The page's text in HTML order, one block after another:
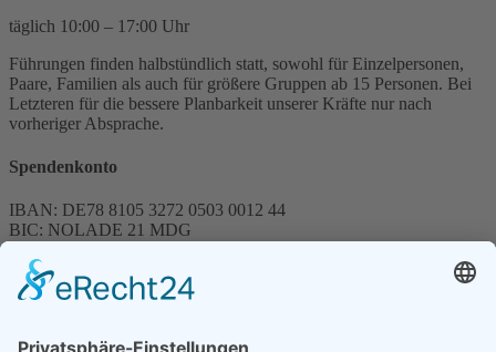
täglich 10:00 – 17:00 Uhr
Führungen finden halbstündlich statt, sowohl für Einzelpersonen,
Paare, Familien als auch für größere Gruppen ab 15 Personen. Bei
Letzteren für die bessere Planbarkeit unserer Kräfte nur nach
vorheriger Absprache.
Spendenkonto
IBAN: DE78 8105 3272 0503 0012 44
BIC: NOLADE 21 MDG
Spenden können steuerlich abgesetzt werden